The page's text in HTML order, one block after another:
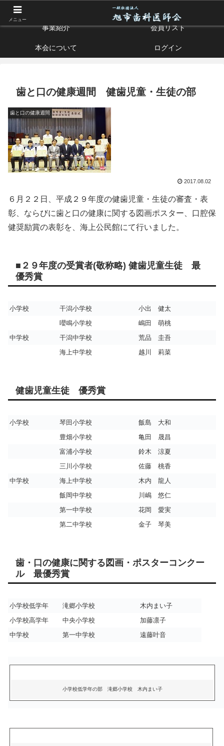
お口の健康はすべての健康の入り口です
事業紹介 会員リスト
本会について ログイン
歯と口の健康週間 健歯児童・生徒の部
歯と口の健康週間
2017.08.02
６月２２日、平成２９年度の健歯児童・生徒の審査・表
彰、ならびに歯と口の健康に関する図画ポスター、口腔保
健奨励賞の表彰を、海上公民館にて行いました。
■２９年度の受賞者(敬称略) 健歯児童生徒 最
優秀賞
小学校 干潟小学校
小出 健太
嚶鳴小学校
嶋田 萌桃
中学校
干潟中学校
荒品 圭吾
海上中学校
越川 莉菜
健歯児童生徒 優秀賞
小学校 琴田小学校
飯島 大和
豊畑小学校
亀田 晟昌
富浦小学校
鈴木 涼夏
三川小学校
佐藤 桃香
中学校
海上中学校
木内 龍人
飯岡中学校
川嶋 悠仁
第一中学校
花岡 愛実
第二中学校
金子 琴美
歯・口の健康に関する図画・ポスターコンクー
ル 最優秀賞
小学校低学年 滝郷小学校
木内まい子
小学校高学年
中央小学校
加藤凛子
中学校
第一中学校 遠藤叶音
小学校低学年の部 滝郷小学校 木内まい子
メニュー